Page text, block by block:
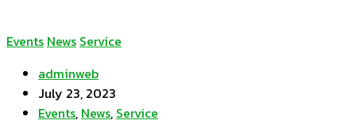
Events News Service
adminweb
July 23, 2023
Events, News, Service